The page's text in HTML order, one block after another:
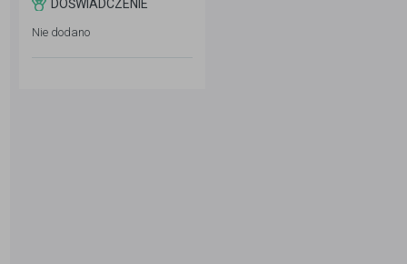
DOŚWIADCZENIE
Nie dodano